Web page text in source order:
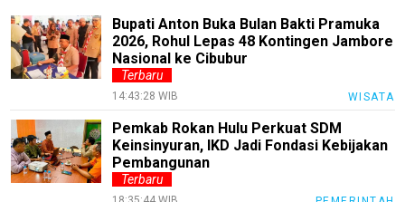
Bupati Anton Buka Bulan Bakti Pramuka
2026, Rohul Lepas 48 Kontingen Jambore
Nasional ke Cibubur
Terbaru
14:43:28 WIB WISATA
Pemkab Rokan Hulu Perkuat SDM
Keinsinyuran, IKD Jadi Fondasi Kebijakan
Pembangunan
Terbaru
Theme
Sains
Entertain
Edukasi
InfoTerbaru